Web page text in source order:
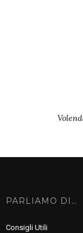
PARLIAMO DI…
Consigli Utili